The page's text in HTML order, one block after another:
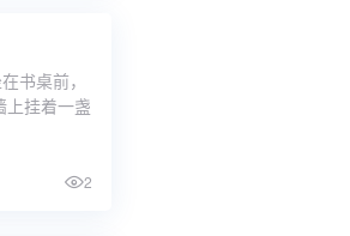
书桌前，
上挂着一盏
2